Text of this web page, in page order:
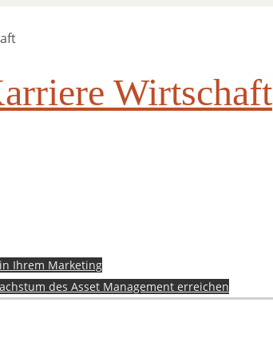
Wirtschaft
Ihrem Marketing
des Asset Management erreichen